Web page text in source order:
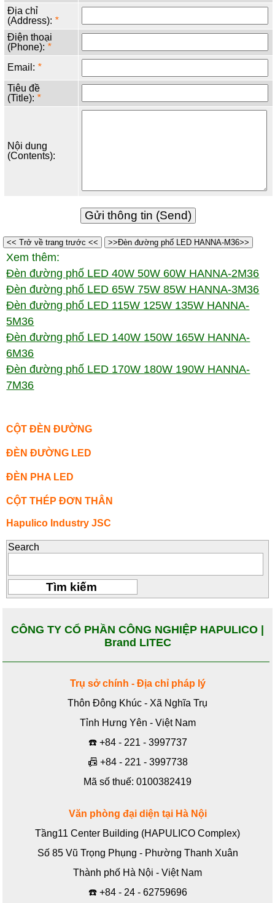
Địa chỉ
(Address): *
Điện thoại
(Phone): *
Email: *
Tiêu đề
(Title): *
Nội dung
(Contents):
<< Trở về trang trước << >>Đèn đường phố LED HANNA-M36>>
Xem thêm:
Đèn đường phố LED 40W 50W 60W HANNA-2M36
Đèn đường phố LED 65W 75W 85W HANNA-3M36
Đèn đường phố LED 115W 125W 135W HANNA-
5M36
Đèn đường phố LED 140W 150W 165W HANNA-
6M36
Đèn đường phố LED 170W 180W 190W HANNA-
7M36
CỘT ĐÈN ĐƯỜNG
ĐÈN ĐƯỜNG LED
ĐÈN PHA LED
CỘT THÉP ĐƠN THÂN
Hapulico Industry JSC
Search
CÔNG TY CỔ PHẦN CÔNG NGHIỆP HAPULICO |
Brand LITEC
Trụ sở chính - Địa chỉ pháp lý
Thôn Đông Khúc - Xã Nghĩa Trụ
Tỉnh Hưng Yên - Việt Nam
☎️ +84 - 221 - 3997737
📠 +84 - 221 - 3997738
Mã số thuế: 0100382419
Văn phòng đại diện tại Hà Nội
Tầng11 Center Building (HAPULICO Complex)
Số 85 Vũ Trọng Phụng - Phường Thanh Xuân
Thành phố Hà Nội - Việt Nam
☎️ +84 - 24 - 62759696